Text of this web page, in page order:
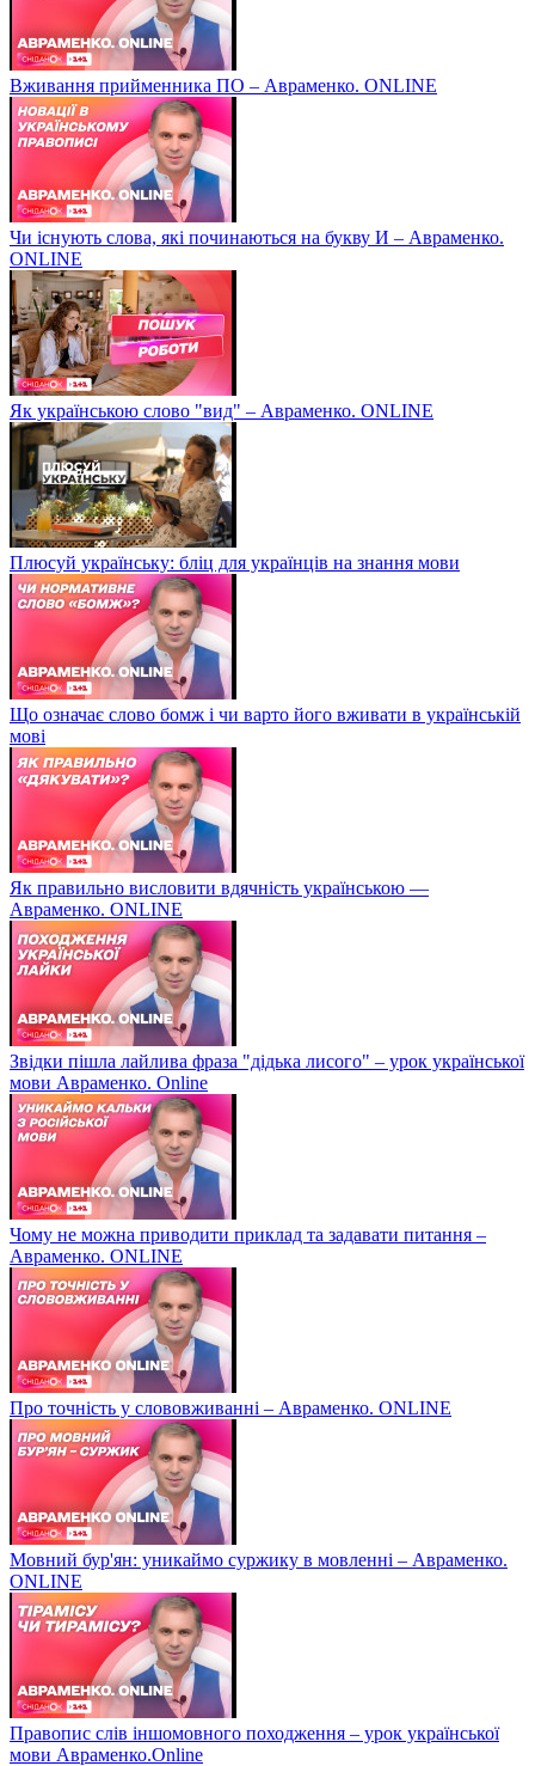
Вживання прийменника ПО – Авраменко. ONLINE
Чи існують слова, які починаються на букву И – Авраменко.
ONLINE
Як українською слово "вид" – Авраменко. ONLINE
Плюсуй українську: бліц для українців на знання мови
Що означає слово бомж і чи варто його вживати в українській
мові
Як правильно висловити вдячність українською —
Авраменко. ONLINE
Звідки пішла лайлива фраза "дідька лисого" – урок української
мови Авраменко. Online
Чому не можна приводити приклад та задавати питання –
Авраменко. ONLINE
Про точність у слововживанні – Авраменко. ONLINE
Мовний бур'ян: уникаймо суржику в мовленні – Авраменко.
ONLINE
Правопис слів іншомовного походження – урок української
мови Авраменко.Online